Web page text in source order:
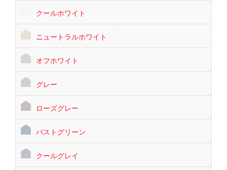
クールホワイト
ニュートラルホワイト
オフホワイト
グレー
ローズグレー
パストグリーン
クールグレイ